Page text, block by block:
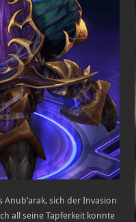
sich der Invasion
all seine Tapferkeit konnte